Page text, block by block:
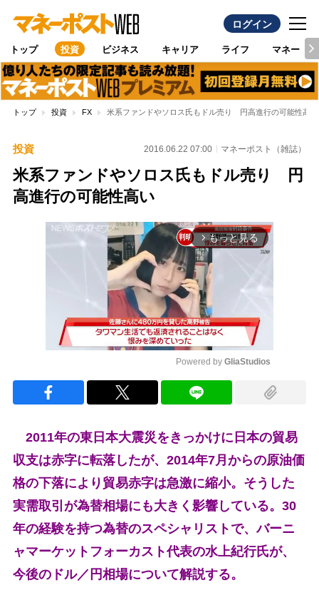
ログイン
トップ 投資 ビジネス キャリア ライフ マネー
トップ 投資 FX 米系ファンドやソロス氏もドル売り 円高進行の可能性高い
投資 2016.06.22 07:00 マネーポスト（雑誌）
米系ファンドやソロス氏もドル売り 円
高進行の可能性高い
arrow_forward_ios もっと見る
Powered by GliaStudios
2011年の東日本大震災をきっかけに日本の貿易
収支は赤字に転落したが、2014年7月からの原油価
格の下落により貿易赤字は急激に縮小。そうした
実需取引が為替相場にも大きく影響している。30
年の経験を持つ為替のスペシャリストで、バーニ
ャマーケットフォーカスト代表の水上紀行氏が、
今後のドル／円相場について解説する。